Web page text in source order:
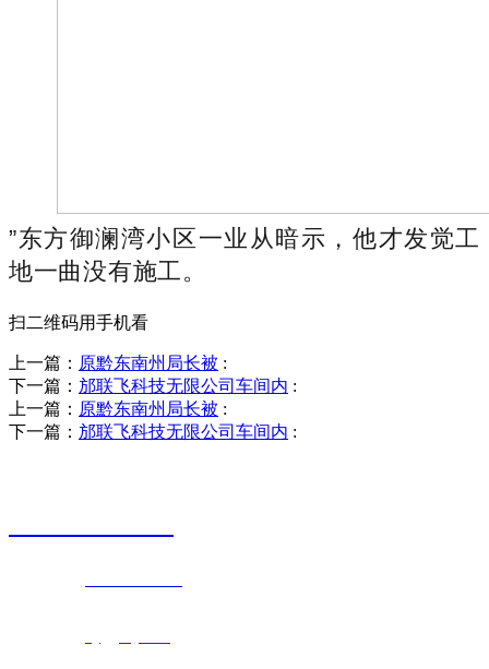
”东方御澜湾小区一业从暗示，他才发觉工
地一曲没有施工。
扫二维码用手机看
上一篇： 原黔东南州局长被 :
下一篇： 邡联飞科技无限公司车间内 :
上一篇： 原黔东南州局长被 :
下一篇： 邡联飞科技无限公司车间内 :